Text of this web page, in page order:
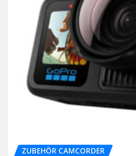
ZUBEHÖR CAMCORDER